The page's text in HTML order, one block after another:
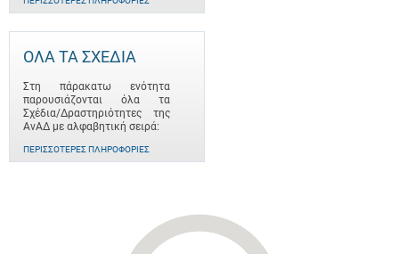
ΟΛΑ ΤΑ ΣΧΕΔΙΑ
Στη πάρακατω ενότητα
παρουσιάζονται όλα τα
Σχέδια/Δραστηριότητες της
ΑνΑΔ με αλφαβητική σειρά:
ΠΕΡΙΣΣΌΤΕΡΕΣ ΠΛΗΡΟΦΟΡΊΕΣ